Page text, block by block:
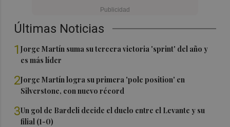
Últimas Noticias
1Jorge Martín suma su tercera victoria 'sprint' del año y
es más líder
2Jorge Martín logra su primera 'pole position' en
Silverstone, con nuevo récord
3Un gol de Bardeli decide el duelo entre el Levante y su
filial (1-0)